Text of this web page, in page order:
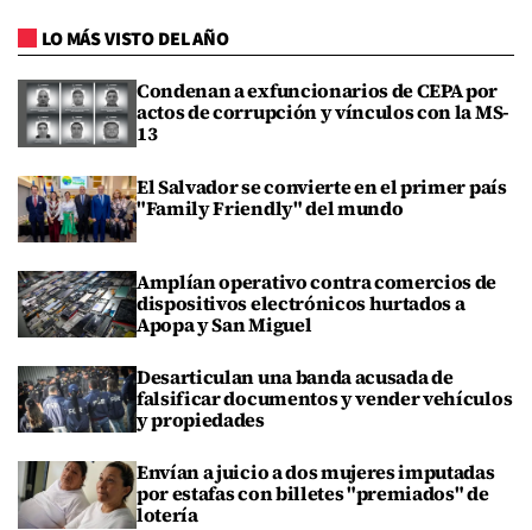
LO MÁS VISTO DEL AÑO
Condenan a exfuncionarios de CEPA por
actos de corrupción y vínculos con la MS-
13
El Salvador se convierte en el primer país
"Family Friendly" del mundo
Amplían operativo contra comercios de
dispositivos electrónicos hurtados a
Apopa y San Miguel
Desarticulan una banda acusada de
falsificar documentos y vender vehículos
y propiedades
Envían a juicio a dos mujeres imputadas
por estafas con billetes "premiados" de
lotería